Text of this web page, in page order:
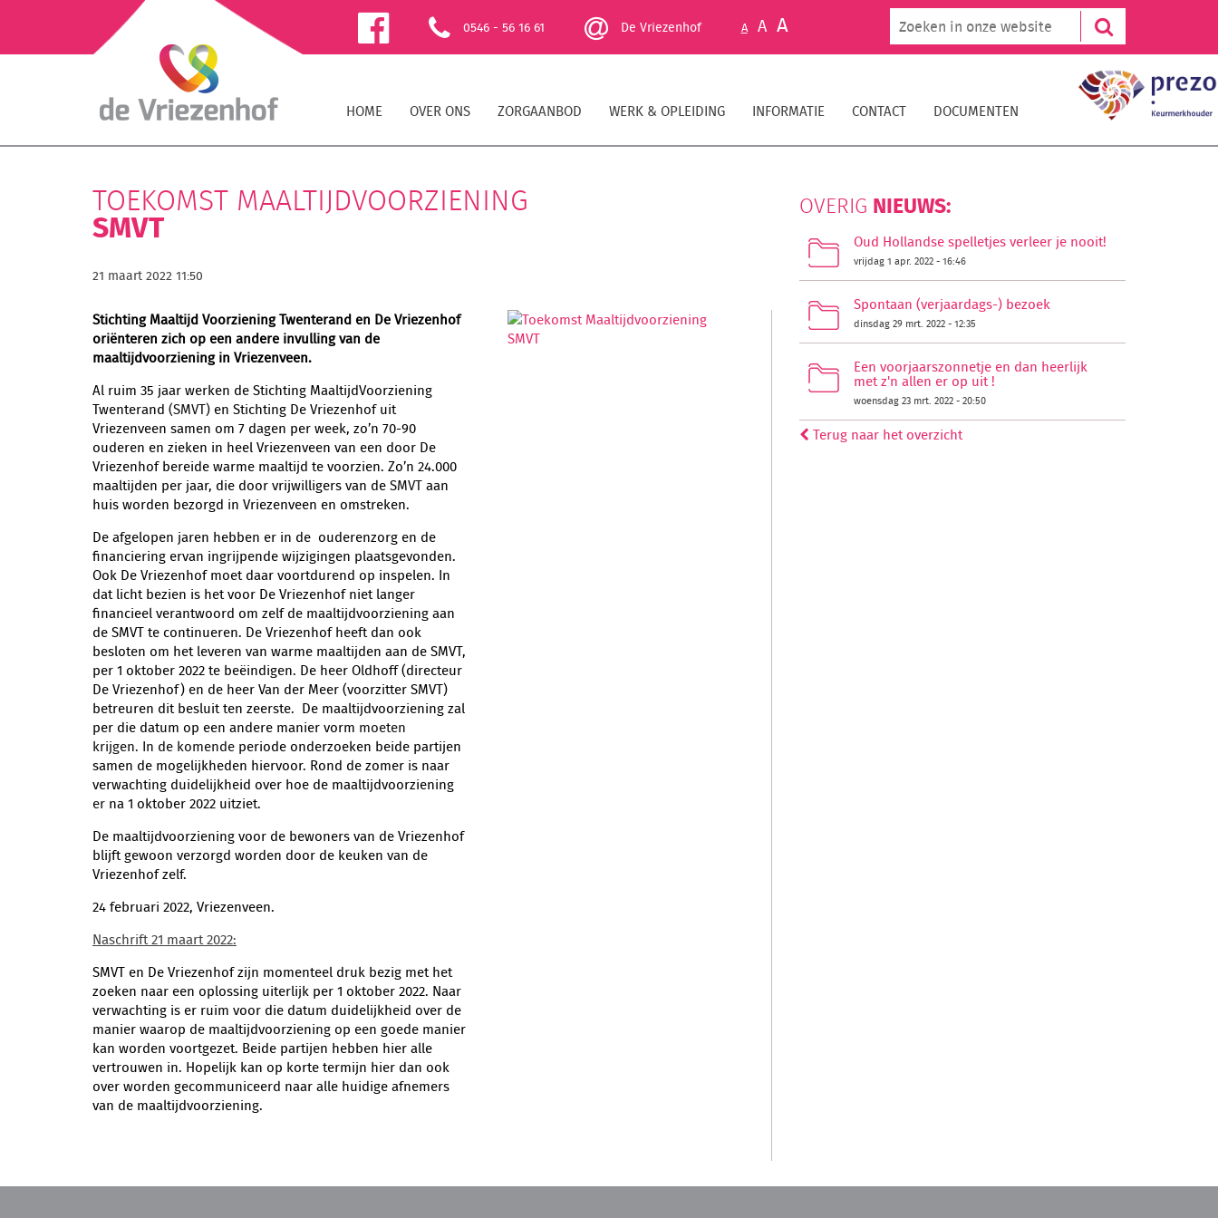
0546 - 56 16 61 De Vriezenhof A A A
HOME OVER ONS ZORGAANBOD WERK & OPLEIDING INFORMATIE CONTACT DOCUMENTEN
TOEKOMST MAALTIJDVOORZIENING
SMVT
21 maart 2022 11:50
Stichting Maaltijd Voorziening Twenterand en De Vriezenhof
oriënteren zich op een andere invulling van de
maaltijdvoorziening in Vriezenveen.
Al ruim 35 jaar werken de Stichting MaaltijdVoorziening
Twenterand (SMVT)en Stichting De Vriezenhof uit
Vriezenveen samen om 7 dagen per week, zo’n 70-90
ouderen en zieken in heel Vriezenveen van een door De
Vriezenhof bereide warme maaltijd te voorzien. Zo’n 24.000
maaltijden per jaar, die door vrijwilligers van deSMVTaan
huis worden bezorgd in Vriezenveen en omstreken.
De afgelopen jaren hebben er in de ouderenzorg en de
financiering ervan ingrijpende wijzigingen plaatsgevonden.
Ook De Vriezenhof moet daar voortdurend op inspelen. In
dat licht bezien is het voor De Vriezenhof niet langer
financieel verantwoord om zelf de maaltijdvoorziening aan
de SMVT te continueren. De Vriezenhof heeft dan ook
besloten om het leveren van warme maaltijden aan de SMVT,
per 1 oktober 2022 te beëindigen. De heer Oldhoff (directeur
De Vriezenhof) en de heer Van der Meer (voorzitter SMVT)
betreuren dit besluit ten zeerste. De maaltijdvoorziening zal
per die datum op een andere manier vorm moeten
krijgen. In de komende periode onderzoeken beide partijen
samen de mogelijkheden hiervoor. Rond de zomer is naar
verwachting duidelijkheid over hoe de maaltijdvoorziening
er na 1 oktober 2022 uitziet.
De maaltijdvoorziening voor de bewoners van de Vriezenhof
blijft gewoon verzorgd worden door de keuken van de
Vriezenhof zelf.
24 februari 2022, Vriezenveen.
Naschrift 21 maart 2022:
SMVT en De Vriezenhof zijn momenteel druk bezig met het
zoeken naar een oplossing uiterlijk per 1 oktober 2022. Naar
verwachting is er ruim voor die datum duidelijkheid over de
manier waarop de maaltijdvoorziening op een goede manier
kan worden voortgezet. Beide partijen hebben hier alle
vertrouwen in. Hopelijk kan op korte termijn hier dan ook
over worden gecommuniceerd naar alle huidige afnemers
van de maaltijdvoorziening.
OVERIG NIEUWS:
Oud Hollandse spelletjes verleer je nooit!
vrijdag 1 apr. 2022 - 16:46
Spontaan (verjaardags-) bezoek
dinsdag 29 mrt. 2022 - 12:35
Een voorjaarszonnetje en dan heerlijk
met z'n allen er op uit !
woensdag 23 mrt. 2022 - 20:50
Terug naar het overzicht